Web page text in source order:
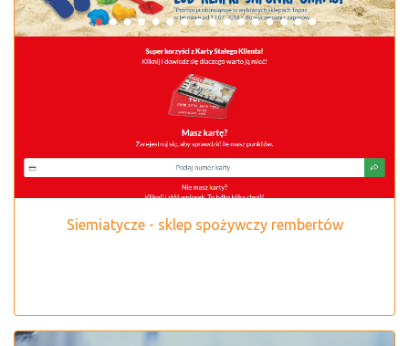
Siemiatycze - sklep spożywczy rembertów